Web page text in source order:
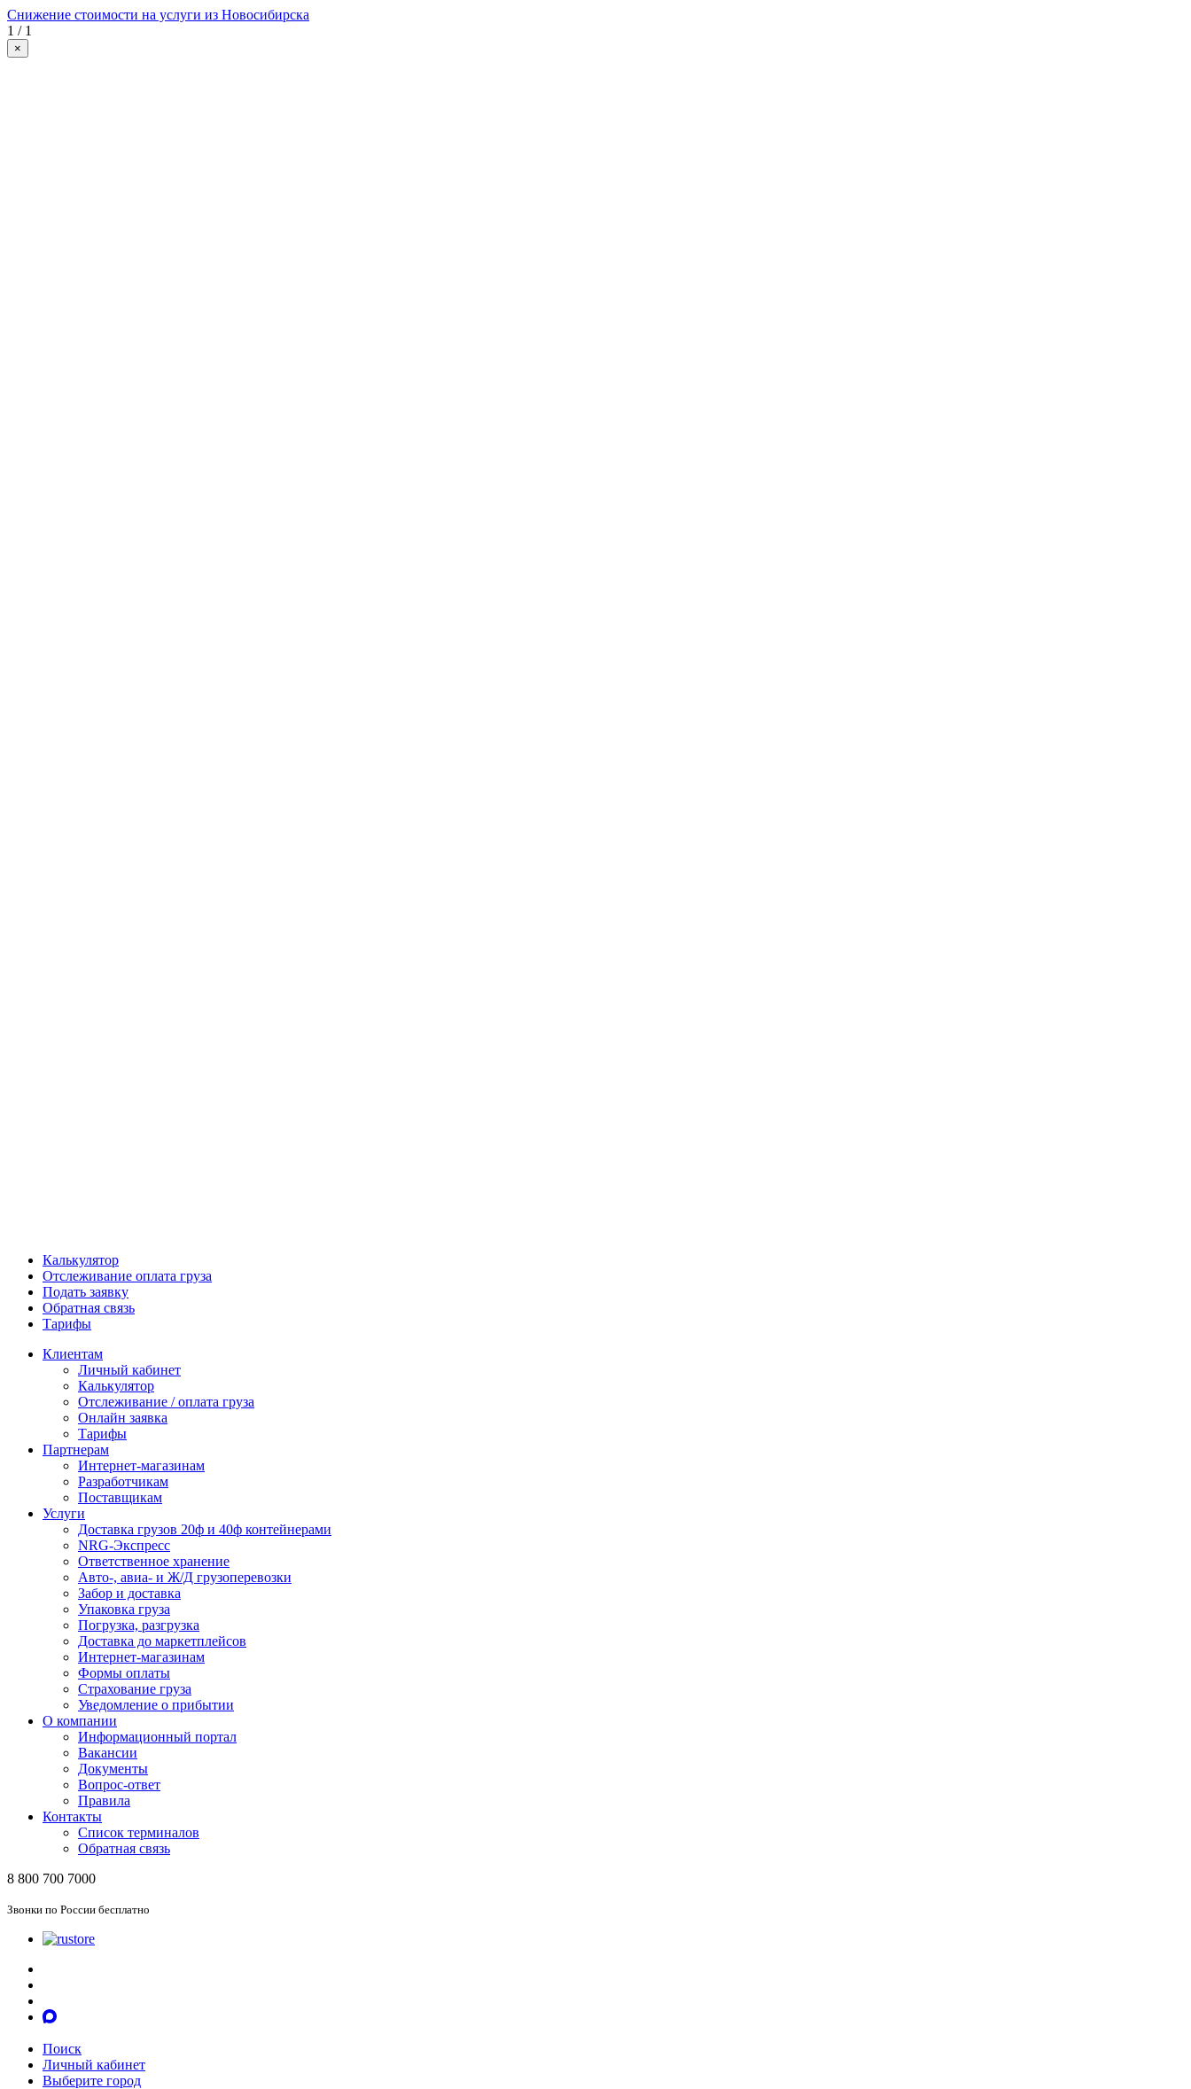
Снижение стоимости на услуги из Новосибирска
1 / 1
×
Калькулятор
Отслеживание оплата груза
Подать заявку
Обратная связь
Тарифы
Клиентам
Личный кабинет
Калькулятор
Отслеживание / оплата груза
Онлайн заявка
Тарифы
Партнерам
Интернет-магазинам
Разработчикам
Поставщикам
Услуги
Доставка грузов 20ф и 40ф контейнерами
NRG-Экспресс
Ответственное хранение
Авто-, авиа- и Ж/Д грузоперевозки
Забор и доставка
Упаковка груза
Погрузка, разгрузка
Доставка до маркетплейсов
Интернет-магазинам
Формы оплаты
Страхование груза
Уведомление о прибытии
О компании
Информационный портал
Вакансии
Документы
Вопрос-ответ
Правила
Контакты
Список терминалов
Обратная связь
8 800 700 7000
Звонки по России бесплатно
Поиск
Личный кабинет
Выберите город